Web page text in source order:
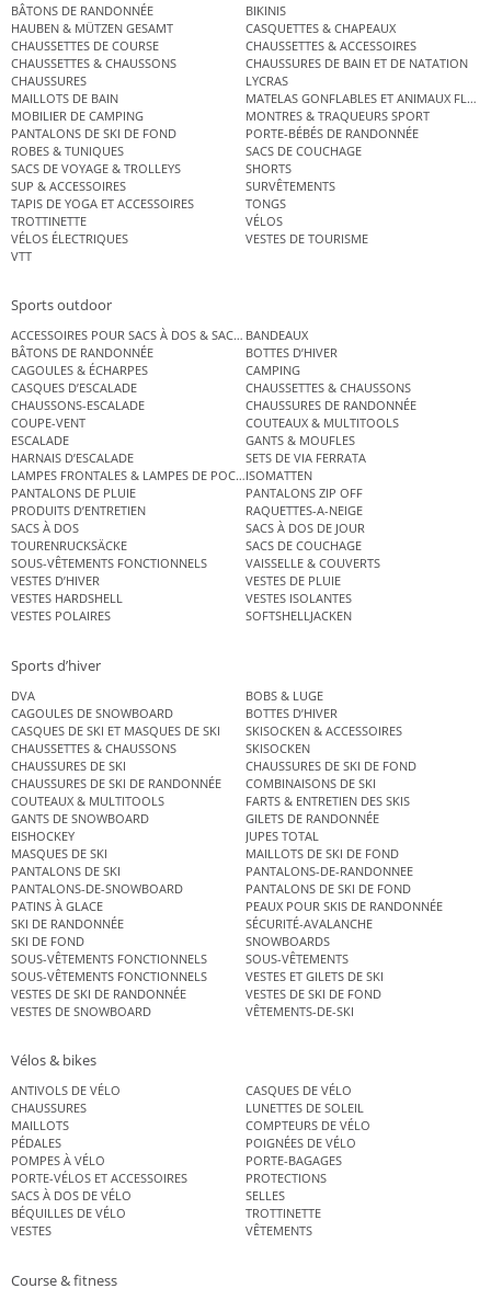
BÂTONS DE RANDONNÉE
BIKINIS
HAUBEN & MÜTZEN GESAMT
CASQUETTES & CHAPEAUX
CHAUSSETTES DE COURSE
CHAUSSETTES & ACCESSOIRES
CHAUSSETTES & CHAUSSONS
CHAUSSURES DE BAIN ET DE NATATION
CHAUSSURES
LYCRAS
MAILLOTS DE BAIN
MATELAS GONFLABLES ET ANIMAUX
MOBILIER DE CAMPING
MONTRES & TRAQUEURS SPORT
PANTALONS DE SKI DE FOND
PORTE-BÉBÉS DE RANDONNÉE
ROBES & TUNIQUES
SACS DE COUCHAGE
SACS DE VOYAGE & TROLLEYS
SHORTS
SUP & ACCESSOIRES
SURVÊTEMENTS
TAPIS DE YOGA ET ACCESSOIRES
TONGS
TROTTINETTE
VÉLOS
VÉLOS ÉLECTRIQUES
VESTES DE TOURISME
VTT
Sports outdoor
ACCESSOIRES POUR SACS À DOS & SACS ÉTANCHES
BANDEAUX
BÂTONS DE RANDONNÉE
BOTTES D’HIVER
CAGOULES & ÉCHARPES
CAMPING
CASQUES D’ESCALADE
CHAUSSETTES & CHAUSSONS
CHAUSSONS-ESCALADE
CHAUSSURES DE RANDONNÉE
COUPE-VENT
COUTEAUX & MULTITOOLS
ESCALADE
GANTS & MOUFLES
HARNAIS D’ESCALADE
SETS DE VIA FERRATA
LAMPES FRONTALES & LAMPES DE POCHEISOMATTEN
PANTALONS DE PLUIE
PANTALONS ZIP OFF
PRODUITS D’ENTRETIEN
RAQUETTES-A-NEIGE
SACS À DOS
SACS À DOS DE JOUR
TOURENRUCKSÄCKE
SACS DE COUCHAGE
SOUS-VÊTEMENTS FONCTIONNELS
VAISSELLE & COUVERTS
VESTES D’HIVER
VESTES DE PLUIE
VESTES HARDSHELL
VESTES ISOLANTES
VESTES POLAIRES
SOFTSHELLJACKEN
Sports d’hiver
DVA
BOBS & LUGE
CAGOULES DE SNOWBOARD
BOTTES D’HIVER
CASQUES DE SKI ET MASQUES DE SKI
SKISOCKEN & ACCESSOIRES
CHAUSSETTES & CHAUSSONS
SKISOCKEN
CHAUSSURES DE SKI
CHAUSSURES DE SKI DE FOND
CHAUSSURES DE SKI DE RANDONNÉE
COMBINAISONS DE SKI
COUTEAUX & MULTITOOLS
FARTS & ENTRETIEN DES SKIS
GANTS DE SNOWBOARD
GILETS DE RANDONNÉE
EISHOCKEY
JUPES TOTAL
MASQUES DE SKI
MAILLOTS DE SKI DE FOND
PANTALONS DE SKI
PANTALONS-DE-RANDONNEE
PANTALONS-DE-SNOWBOARD
PANTALONS DE SKI DE FOND
PATINS À GLACE
PEAUX POUR SKIS DE RANDONNÉE
SKI DE RANDONNÉE
SÉCURITÉ-AVALANCHE
SKI DE FOND
SNOWBOARDS
SOUS-VÊTEMENTS FONCTIONNELS
SOUS-VÊTEMENTS
SOUS-VÊTEMENTS FONCTIONNELS
VESTES ET GILETS DE SKI
VESTES DE SKI DE RANDONNÉE
VESTES DE SKI DE FOND
VESTES DE SNOWBOARD
VÊTEMENTS-DE-SKI
Vélos & bikes
ANTIVOLS DE VÉLO
CASQUES DE VÉLO
CHAUSSURES
LUNETTES DE SOLEIL
MAILLOTS
COMPTEURS DE VÉLO
PÉDALES
POIGNÉES DE VÉLO
POMPES À VÉLO
PORTE-BAGAGES
PORTE-VÉLOS ET ACCESSOIRES
PROTECTIONS
SACS À DOS DE VÉLO
SELLES
BÉQUILLES DE VÉLO
TROTTINETTE
VESTES
VÊTEMENTS
Course & fitness